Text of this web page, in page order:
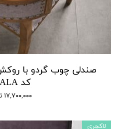
کد XSALA
۱۷,۷۰۰,۰۰۰ تومان
لاکچری